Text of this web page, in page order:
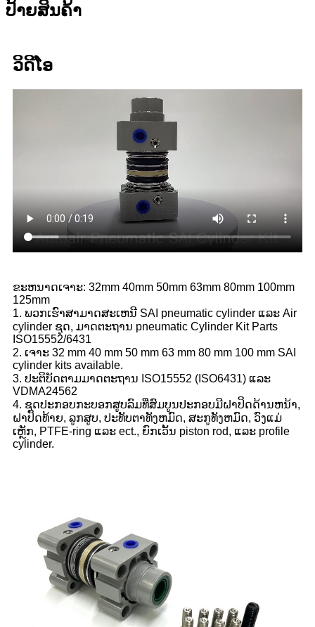
ປ້າຍສິນຄ້າ
ວິດີໂອ
ຂະຫນາດເຈາະ: 32mm 40mm 50mm 63mm 80mm 100mm
125mm
1. ພວກເຮົາສາມາດສະເຫນີ SAI pneumatic cylinder ແລະ Air
cylinder ຊຸດ, ມາດຕະຖານ pneumatic Cylinder Kit Parts
ISO15552/6431
2. ເຈາະ 32 mm 40 mm 50 mm 63 mm 80 mm 100 mm SAI
cylinder kits available.
3. ປະຕິບັດຕາມມາດຕະຖານ ISO15552 (ISO6431) ແລະ
VDMA24562
4. ຊຸດປະກອບກະບອກສູບລົມທີ່ສົມບູນປະກອບມີຝາປິດດ້ານຫນ້າ,
ຝາປິດທ້າຍ, ລູກສູບ, ປະທັບຕາທັງຫມົດ, ສະກູທັງຫມົດ, ວົງແມ່
ເຫຼັກ, PTFE-ring ແລະ ect., ຍົກເວັ້ນ piston rod, ແລະ profile
cylinder.